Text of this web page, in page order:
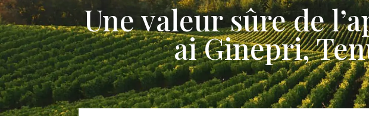
Une valeur sûre de
ai Ginepri,